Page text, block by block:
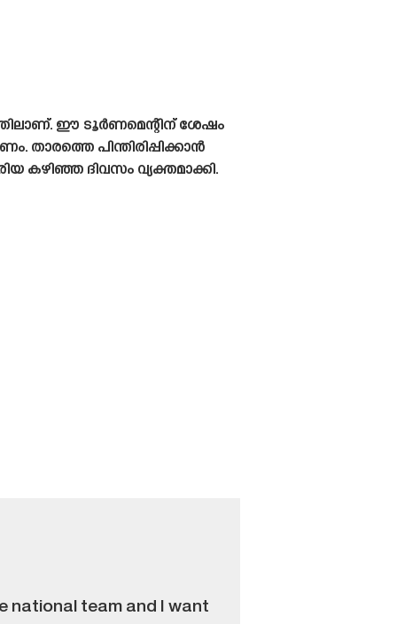
ഈ ടൂർണമെന്റിന് ശേഷം
പിന്തിരിപ്പിക്കാൻ
കഴിഞ്ഞ ദിവസം വ്യക്തമാക്കി.
national team and I want